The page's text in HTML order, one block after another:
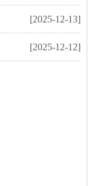
[2025-12-13]
[2025-12-12]